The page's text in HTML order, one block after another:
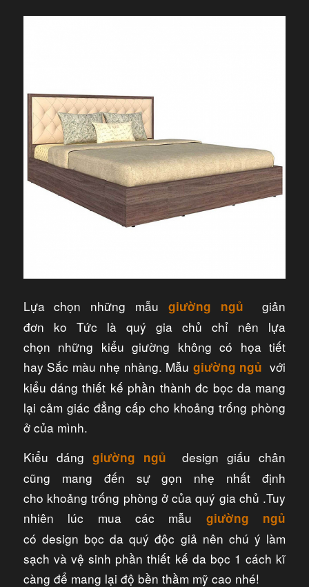
Lựa chọn những mẫu giường ngủ
giản
đơn ko Tức là quý gia chủ chỉ nên lựa
chọn những kiểu giường không có họa tiết
hay Sắc màu nhẹ nhàng. Mẫu giường ngủ với
kiểu dáng thiết kế phần thành đc bọc da mang
lại cảm giác đẳng cấp cho khoảng trống phòng
ở của mình.
Kiểu dáng giường ngủ
design giấu chân
cũng mang đến sự gọn nhẹ nhất định
cho khoảng trống phòng ở của quý gia chủ .Tuy
nhiên lúc mua các mẫu giường ngủ
có design bọc da quý độc giả nên chú ý làm
sạch và vệ sinh phần thiết kế da bọc 1 cách kĩ
càng để mang lại độ bền thầm mỹ cao nhé!